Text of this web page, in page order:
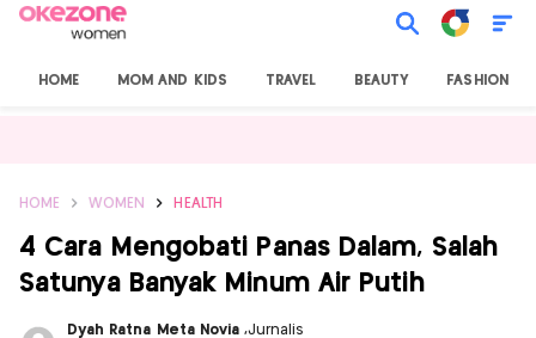
HOME MOM AND KIDS TRAVEL BEAUTY FASHION
HOME WOMEN HEALTH
4 Cara Mengobati Panas Dalam, Salah
Satunya Banyak Minum Air Putih
Dyah Ratna Meta Novia,Jurnalis